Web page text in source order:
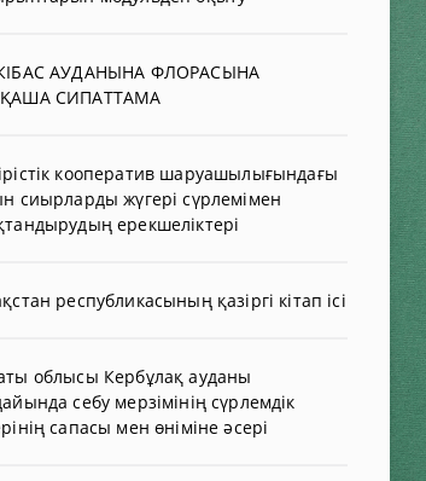
АУДАНЫНА ФЛОРАСЫНА
СИПАТТАМА
кооператив шаруашылығындағы
сиырларды жүгері сүрлемімен
ерекшеліктері
республикасының қазіргі кітап ісі
облысы Кербұлақ ауданы
себу мерзімінің сүрлемдік
сапасы мен өніміне әсері